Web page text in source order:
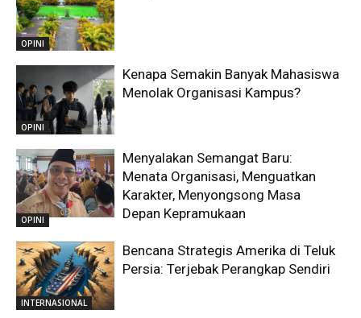
OPINI
OPINI
Kenapa Semakin Banyak Mahasiswa
Menolak Organisasi Kampus?
OPINI
Menyalakan Semangat Baru:
Menata Organisasi, Menguatkan
Karakter, Menyongsong Masa
Depan Kepramukaan
INTERNASIONAL
Bencana Strategis Amerika di Teluk
Persia: Terjebak Perangkap Sendiri